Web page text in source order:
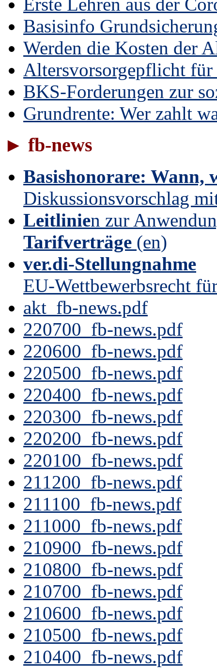
Erste Lehren aus der
Basisinfo
Werden die Kosten der
Altersvorsorgepflicht für
BKS-Forderungen zur
Grundrente: Wer zahlt
► fb-news
Basishonorare: Wann,
Diskussionsvorschlag
Leitlinien zur
Tarifverträge (en)
ver.di-Stellungnahme
EU-Wettbewerbsrecht
akt_fb-news.pdf
220700_fb-news.pdf
220600_fb-news.pdf
220500_fb-news.pdf
220400_fb-news.pdf
220300_fb-news.pdf
220200_fb-news.pdf
220100_fb-news.pdf
211200_fb-news.pdf
211100_fb-news.pdf
211000_fb-news.pdf
210900_fb-news.pdf
210800_fb-news.pdf
210700_fb-news.pdf
210600_fb-news.pdf
210500_fb-news.pdf
210400_fb-news.pdf